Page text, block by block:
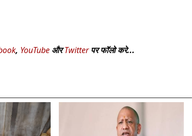
, YouTube औरTwitterपर फॉलो करे...